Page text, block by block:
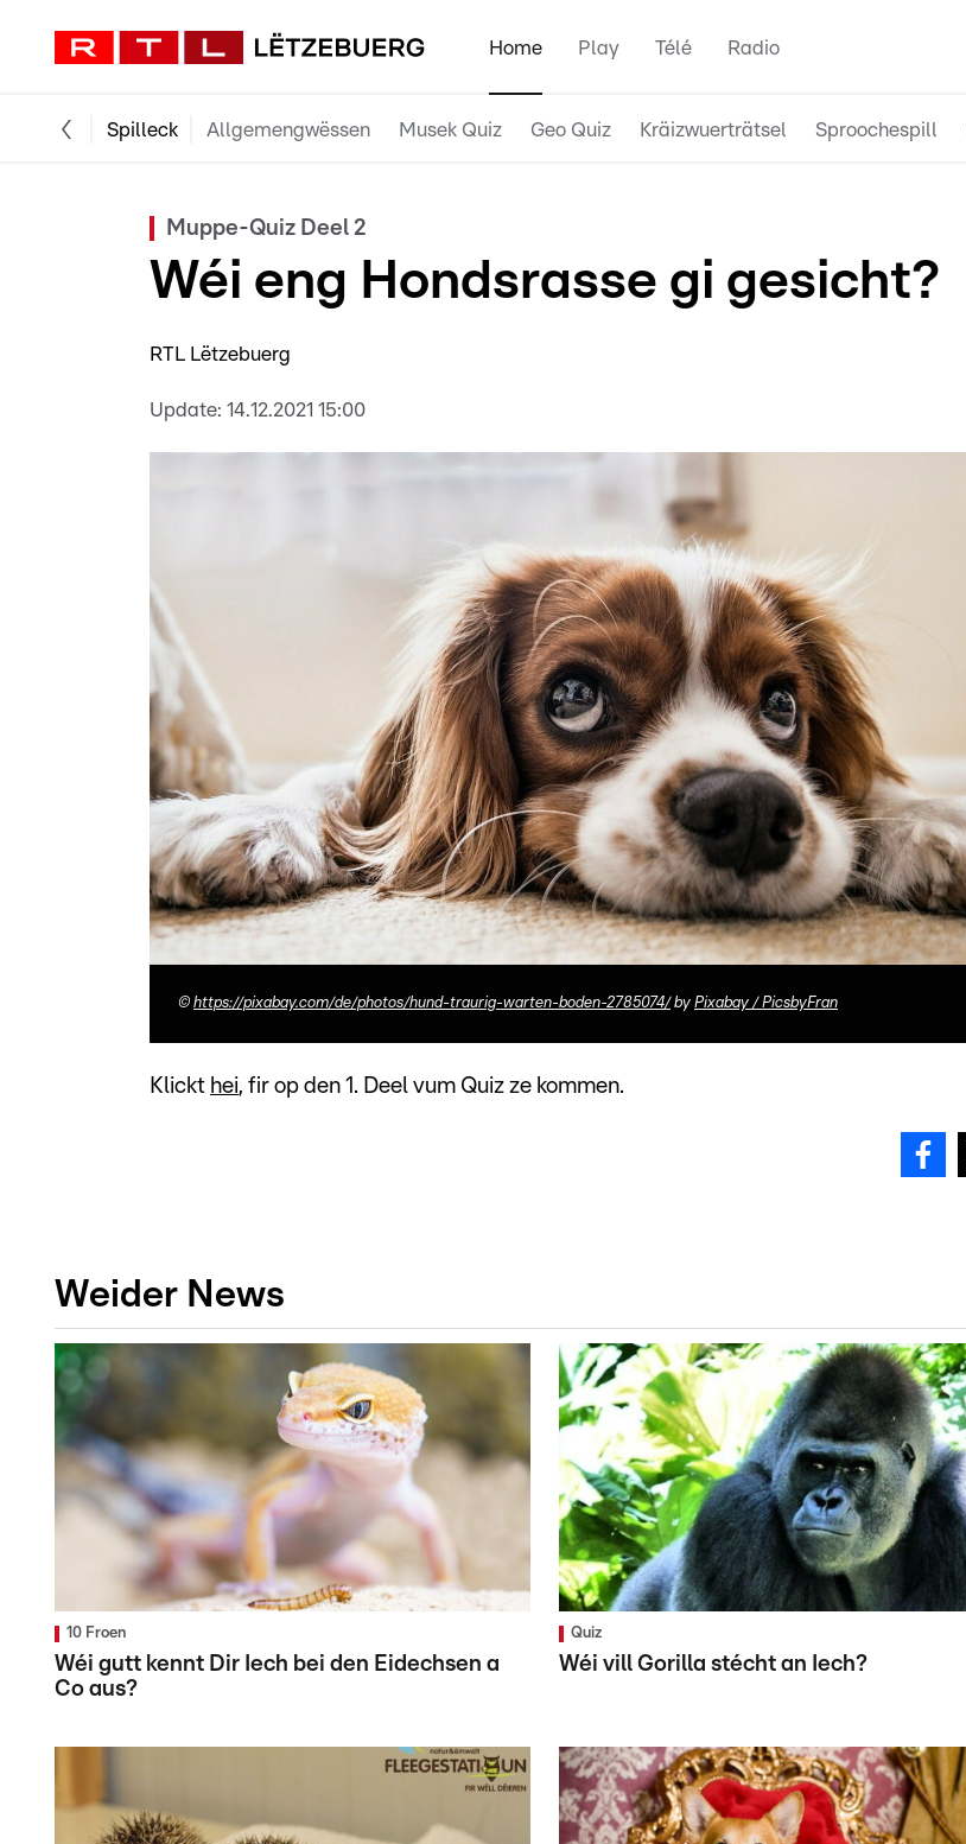
Home Play Télé Radio
Spilleck Allgemengwëssen Musek Quiz Geo Quiz Kräizwuerträtsel Sproochespill
Muppe-Quiz Deel 2
Wéi eng Hondsrasse gi gesicht?
RTL Lëtzebuerg
Update: 14.12.2021 15:00
© https://pixabay.com/de/photos/hund-traurig-warten-boden-2785074/ by Pixabay / PicsbyFran
Klickt hei, fir op den 1. Deel vum Quiz ze kommen.
Weider News
10 Froen
Wéi gutt kennt Dir Iech bei den Eidechsen a
Co aus?
Quiz
Wéi vill Gorilla stécht an Iech?